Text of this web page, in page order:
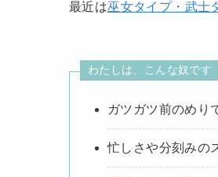
最近は巫女タイプ・武士
わたしは、こんな奴です
ガツガツ前のめり
忙しさや分刻みの